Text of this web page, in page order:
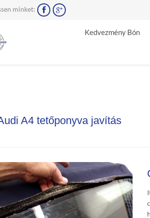
minket:  
Kedvezmény Bón
A4 tetőponyva javítás